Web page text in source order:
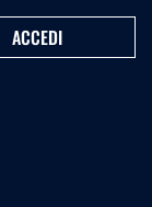
ACCEDI